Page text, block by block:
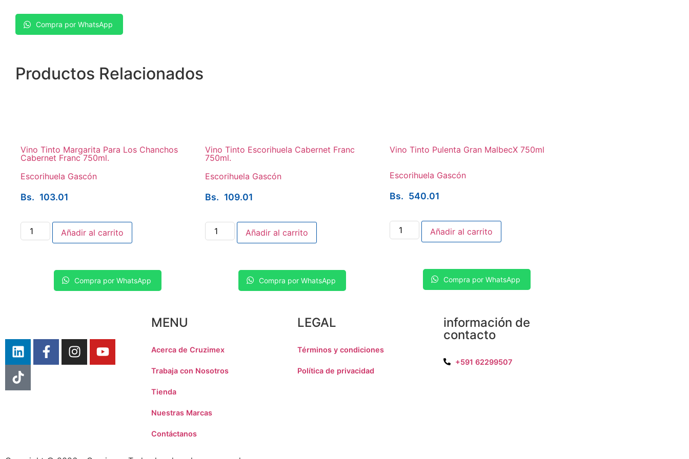
Compra por WhatsApp
Productos Relacionados
Vino Tinto Margarita Para Los Chanchos
Cabernet Franc 750ml.
Escorihuela Gascón
Bs. 103.01
Añadir al carrito
Compra por WhatsApp
Vino Tinto Escorihuela Cabernet Franc
750ml.
Escorihuela Gascón
Bs. 109.01
Añadir al carrito
Compra por WhatsApp
Vino Tinto Pulenta Gran MalbecX 750ml
Escorihuela Gascón
Bs. 540.01
Añadir al carrito
Compra por WhatsApp
MENU
Acerca de Cruzimex
Trabaja con Nosotros
Tienda
Nuestras Marcas
Contáctanos
LEGAL
Términos y condiciones
Política de privacidad
información de
contacto
+591 62299507